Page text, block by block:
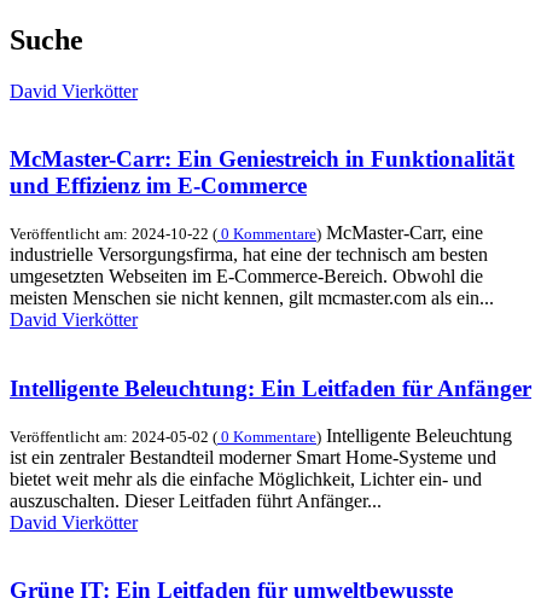
Suche
David Vierkötter
McMaster-Carr: Ein Geniestreich in Funktionalität
und Effizienz im E-Commerce
Veröffentlicht am: 2024-10-22 ( 0 Kommentare) McMaster-Carr, eine
industrielle Versorgungsfirma, hat eine der technisch am besten
umgesetzten Webseiten im E-Commerce-Bereich. Obwohl die
meisten Menschen sie nicht kennen, gilt mcmaster.com als ein...
David Vierkötter
Intelligente Beleuchtung: Ein Leitfaden für Anfänger
Veröffentlicht am: 2024-05-02 ( 0 Kommentare) Intelligente Beleuchtung
ist ein zentraler Bestandteil moderner Smart Home-Systeme und
bietet weit mehr als die einfache Möglichkeit, Lichter ein- und
auszuschalten. Dieser Leitfaden führt Anfänger...
David Vierkötter
Grüne IT: Ein Leitfaden für umweltbewusste